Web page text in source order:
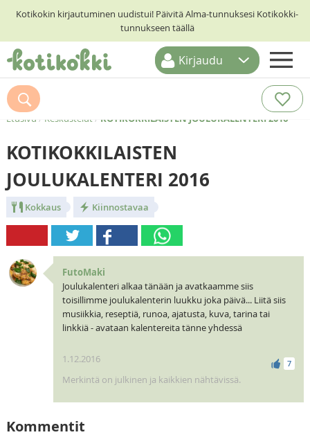
Kotikokin kirjautuminen uudistui! Päivitä Alma-tunnuksesi Kotikokki-
tunnukseen täällä
ETUSIVU
RESEPTIHAKU
KOTIKOKIT
Kirjaudu
Etusivu / Keskustelut/ KOTIKOKKILAISTEN JOULUKALENTERI 2016
KOTIKOKKILAISTEN
JOULUKALENTERI 2016
Kokkaus Kiinnostavaa
FutoMaki
Joulukalenteri alkaa tänään ja avatkaamme siis
toisillimme joulukalenterin luukku joka päivä... Liitä siis
musiikkia, reseptiä, runoa, ajatusta, kuva, tarina tai
linkkiä - avataan kalentereita tänne yhdessä
7
1.12.2016
Merkintä on julkinen ja kaikkien nähtävissä.
Kommentit